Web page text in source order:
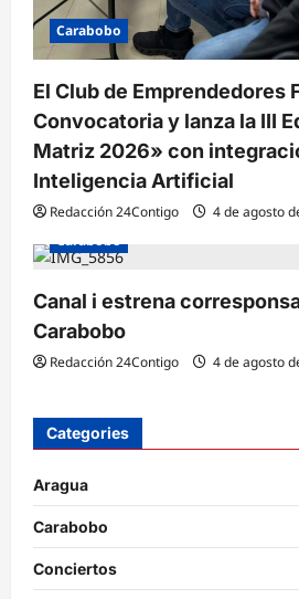
Carabobo
El Club de Emprendedores
Convocatoria y lanza la III
Matriz 2026» con
Inteligencia Artificial
Redacción 24Contigo
4 de agosto
Carabobo
Canal i estrena
Carabobo
Redacción 24Contigo 4 de agosto
Categories
Aragua
Carabobo
Conciertos